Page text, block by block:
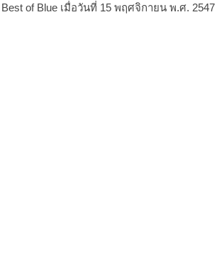
of Blue เมื่อวันที่ 15 พฤศจิกายน พ.ศ. 2547